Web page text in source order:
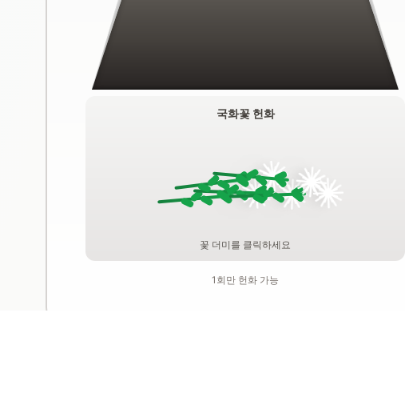
국화꽃 헌화
꽃 더미를 클릭하세요
1회만 헌화 가능